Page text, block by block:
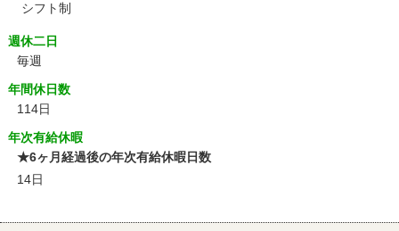
シフト制
週休二日
毎週
年間休日数
114日
年次有給休暇
★6ヶ月経過後の年次有給休暇日数
14日